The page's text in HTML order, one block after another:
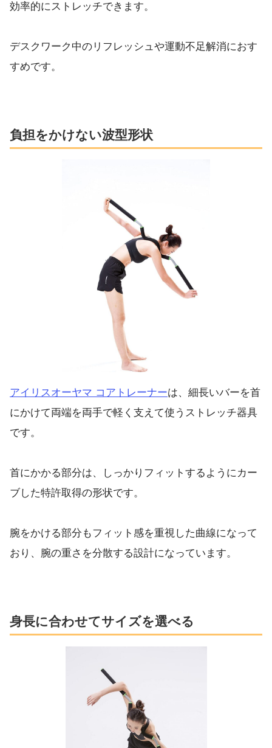
効率的にストレッチできます。
デスクワーク中のリフレッシュや運動不足解消におす
すめです。
負担をかけない波型形状
アイリスオーヤマ コアトレーナーは、細長いバーを首
にかけて両端を両手で軽く支えて使うストレッチ器具
です。
首にかかる部分は、しっかりフィットするようにカー
ブした特許取得の形状です。
腕をかける部分もフィット感を重視した曲線になって
おり、腕の重さを分散する設計になっています。
身長に合わせてサイズを選べる